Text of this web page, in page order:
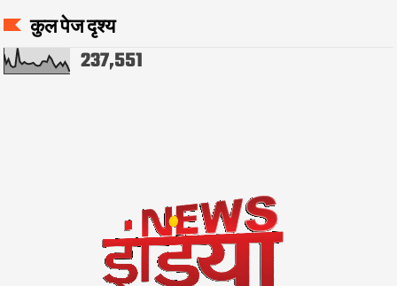
कुल पेज दृश्य
237,551